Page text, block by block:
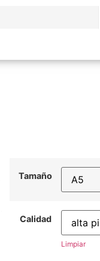
Tamaño
Calidad
Limpiar